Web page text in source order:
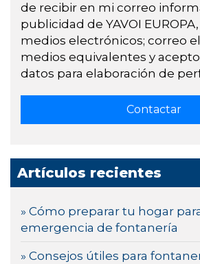
de recibir en mi correo
publicidad de YAVOI EUROPA,
medios electrónicos; correo
medios equivalentes y
datos para elaboración de
Artículos recientes
» Cómo preparar tu hogar
emergencia de fontanería
» Consejos útiles para